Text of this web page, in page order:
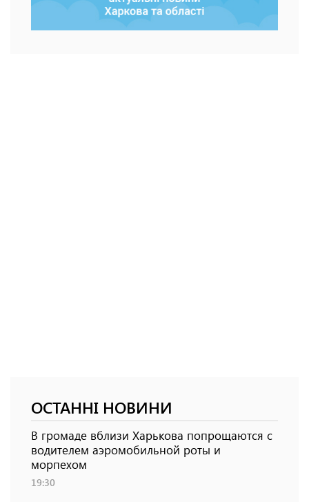
ОСТАННІ НОВИНИ
В громаде вблизи Харькова попрощаются с
водителем аэромобильной роты и
морпехом
19:30